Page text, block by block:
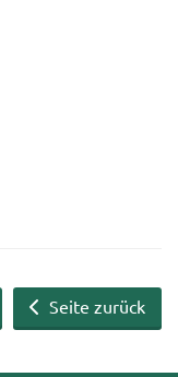
Seite zurück